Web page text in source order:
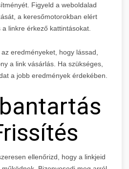
Figyeld a weboldalad
a keresőmotorokban elért
linkre érkező kattintásokat.
eredményeket, hogy lássad,
a link vásárlás. Ha szükséges,
a jobb eredmények érdekében.
ellenőrizd, hogy a linkjeid